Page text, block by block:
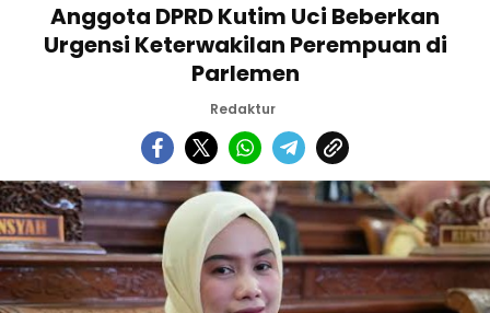
Anggota DPRD Kutim Uci Beberkan
Urgensi Keterwakilan Perempuan di
Parlemen
Redaktur